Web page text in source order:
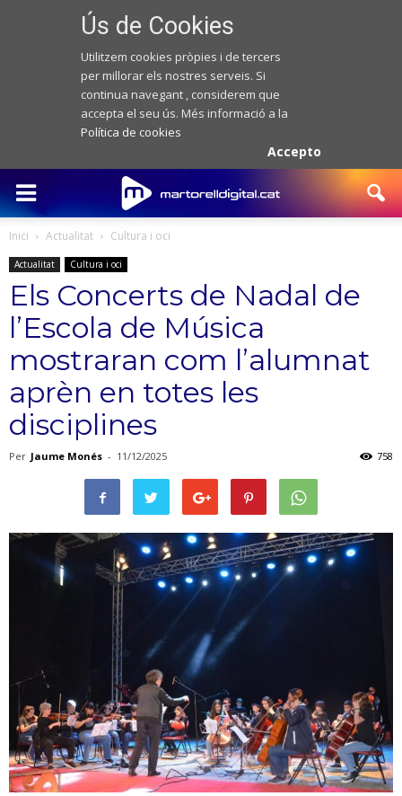
Ús de Cookies
Utilitzem cookies pròpies i de tercers
per millorar els nostres serveis. Si
continua navegant , considerem que
accepta el seu ús. Més informació a la
Política de cookies
Accepto
Inici Actualitat Cultura i oci
Actualitat Cultura i oci
Els Concerts de Nadal de
l’Escola de Música
mostraran com l’alumnat
aprèn en totes les
disciplines
Per Jaume Monés - 11/12/2025 758